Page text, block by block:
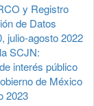
y Registro
de Datos
julio-agosto 2022
SCJN:
interés público
de México
2023